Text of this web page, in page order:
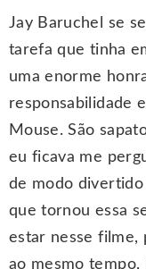
Jay Baruchel se
tarefa que tinha
uma enorme
responsabilidade
Mouse. São
eu ficava me
de modo
que tornou essa
estar nesse filme,
ao mesmo tempo,